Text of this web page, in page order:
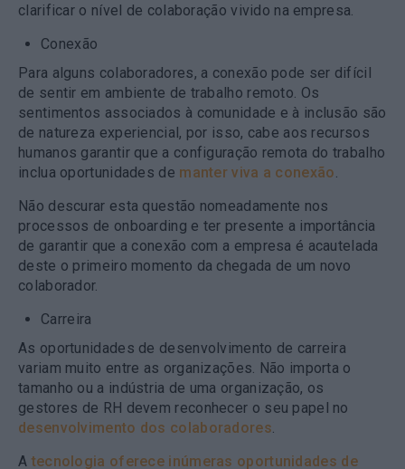
clarificar o nível de colaboração vivido na empresa.
Conexão
Para alguns colaboradores, a conexão pode ser difícil
de sentir em ambiente de trabalho remoto. Os
sentimentos associados à comunidade e à inclusão são
de natureza experiencial, por isso, cabe aos recursos
humanos garantir que a configuração remota do trabalho
inclua oportunidades de manter viva a conexão
Não descurar esta questão nomeadamente nos
processos de onboarding e ter presente a importância
de garantir que a conexão com a empresa é acautelada
deste o primeiro momento da chegada de um novo
colaborador.
Carreira
As oportunidades de desenvolvimento de carreira
variam muito entre as organizações. Não importa o
tamanho ou a indústria de uma organização, os
gestores de RH devem reconhecer o seu papel no
desenvolvimento dos colaboradores
A tecnologia oferece inúmeras oportunidades de